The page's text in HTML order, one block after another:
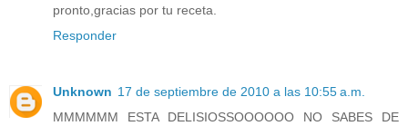
pronto,gracias por tu receta.
Responder
Unknown 17 de septiembre de 2010 a las 10:55 a.m.
MMMMMM ESTA DELISIOSSOOOOOO NO SABES DE